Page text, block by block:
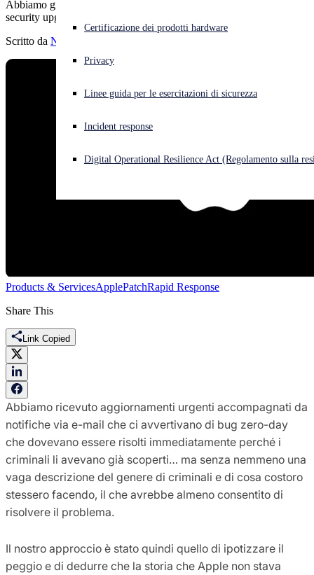
Cyberattacco in corso? Ottieni assistenza immediata
Accedi
Open language switcher
Certificazione dei prodotti hardware
Privacy
Linee guida per le esercitazioni di sicurezza
Incident response
Digital Operational Resilience Act (Regolamento sulla
Abbiamo già scritto molte volte dell'incertezza del processo di
security upgrade di Apple
Scritto da Naked Security
Products & ServicesApplePatchRapid Response
Share This
Link Copied
Abbiamo ricevuto aggiornamenti urgenti accompagnati da
notifiche via e-mail che ci avvertivano di bug zero-day
che dovevano essere risolti immediatamente perché i
criminali li avevano già scoperti… ma senza nemmeno una
vaga descrizione del genere di criminali e di cosa costoro
stessero facendo, il che avrebbe almeno consentito di
risolvere il problema.
Il nostro approccio è stato quindi quello di ipotizzare il
peggio e di dedurre che la storia che Apple non stava